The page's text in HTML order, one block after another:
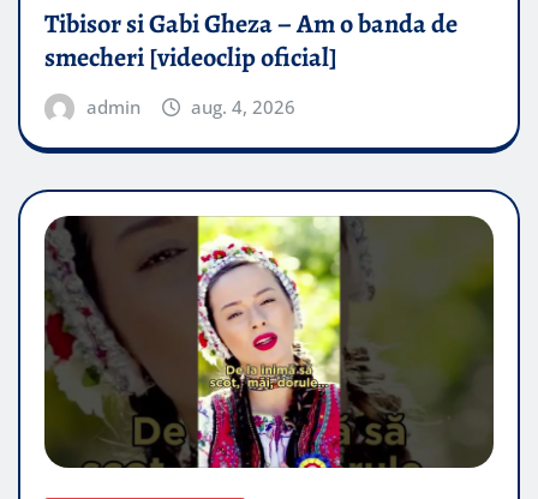
Tibisor si Gabi Gheza – Am o banda de
smecheri [videoclip oficial]
admin aug. 4, 2026